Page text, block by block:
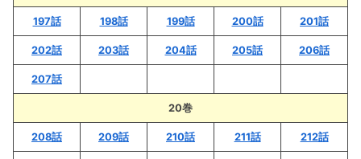
197話 198話 199話 200話 201話
202話 203話 204話 205話 206話
207話
20巻
208話 209話 210話 211話 212話